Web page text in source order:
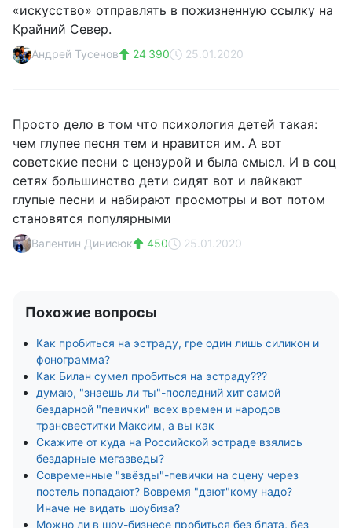
«искусство» отправлять в пожизненную ссылку на
Крайний Север.
Андрей Тусенов 24 390 25.01.2020
Просто дело в том что психология детей такая:
чем глупее песня тем и нравится им. А вот
советские песни с цензурой и была смысл. И в соц
сетях большинство дети сидят вот и лайкают
глупые песни и набирают просмотры и вот потом
становятся популярными
Валентин Динисюк 450 25.01.2020
Похожие вопросы
Как пробиться на эстраду, гре один лишь силикон и
фонограмма?
Как Билан сумел пробиться на эстраду???
думаю, "знаешь ли ты"-последний хит самой
бездарной "певички" всех времен и народов
трансвеститки Максим, а вы как
Скажите от куда на Российской эстраде взялись
бездарные мегазведы?
Современные "звёзды"-певички на сцену через
постель попадают? Вовремя "дают"кому надо?
Иначе не видать шоубиза?
Можно ли в шоу-бизнесе пробиться без блата, без